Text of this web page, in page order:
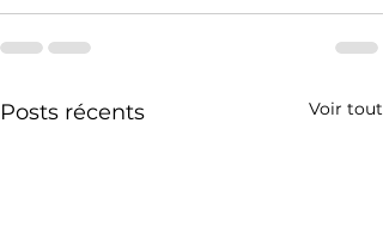
Posts récents Voir tout